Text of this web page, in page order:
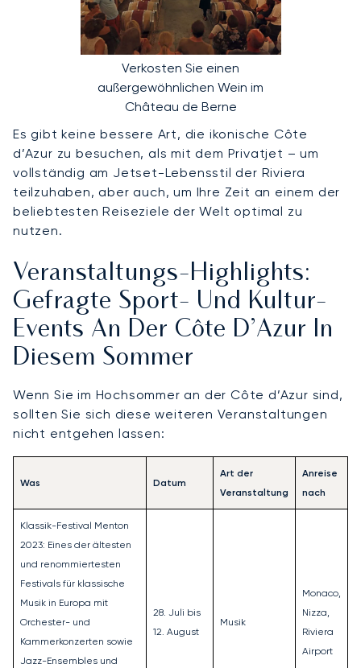
Verkosten Sie einen
außergewöhnlichen Wein im
Château de Berne
Es gibt keine bessere Art, die ikonische Côte
d’Azur zu besuchen, als mit dem Privatjet – um
vollständig am Jetset-Lebensstil der Riviera
teilzuhaben, aber auch, um Ihre Zeit an einem der
beliebtesten Reiseziele der Welt optimal zu
nutzen.
Veranstaltungs-Highlights:
Gefragte Sport- Und Kultur-
Events An Der Côte D’Azur In
Diesem Sommer
Wenn Sie im Hochsommer an der Côte d’Azur sind,
sollten Sie sich diese weiteren Veranstaltungen
nicht entgehen lassen:
Was Datum
Art der
Veranstaltung
Anreise
nach
Klassik-Festival Menton
2023: Eines der ältesten
und renommiertesten
Festivals für klassische
Musik in Europa mit
Orchester- und
Kammerkonzerten sowie
Jazz-Ensembles und
28. Juli bis
12. August
Musik
Monaco,
Nizza,
Riviera
Airport